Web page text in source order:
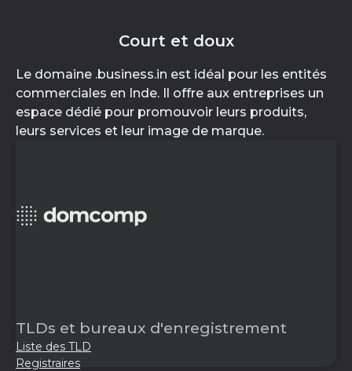
Court et doux
Le domaine .business.in est idéal pour les entités
commerciales en Inde. Il offre aux entreprises un
espace dédié pour promouvoir leurs produits,
leurs services et leur image de marque.
TLDs et bureaux d'enregistrement
Liste des TLD
Registraires